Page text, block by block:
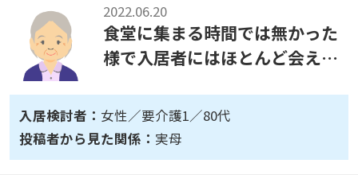
2022.06.20
食堂に集まる時間では無かった
様で入居者にはほとんど会えな
入居検討者： 女性／要介護1／80代
投稿者から見た関係： 実母